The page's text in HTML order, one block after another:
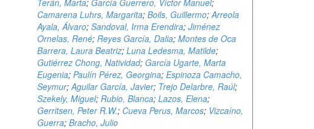
Terán, Marta; García Guerrero, Víctor Manuel;
Camarena Luhrs, Margarita; Boils, Guillermo;Arreola
Ayala, Álvaro; Sandoval, Irma Erendira; Jiménez
Ornelas, René; Reyes García, Dalia; Montes de Oca
Barrera, Laura Beatriz; Luna Ledesma, Matilde;
Gutiérrez Chong, Natividad; García Ugarte, Marta
Eugenia; Paulín Pérez, Georgina; Espinoza Camacho,
Seymur;Aguilar García, Javier; Trejo Delarbre, Raúl;
Szekely, Miguel; Rubio, Blanca; Lazos, Elena;
Gerritsen, Peter R.W.; Cueva Perus, Marcos; Vizcaíno,
Guerra; Bracho, Julio